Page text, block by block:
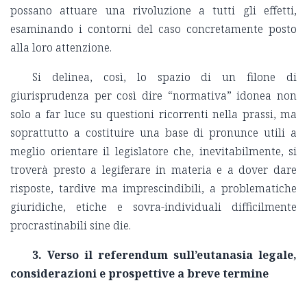
possano attuare una rivoluzione a tutti gli effetti,
esaminando i contorni del caso concretamente posto
alla loro attenzione.
Si delinea, così, lo spazio di un filone di
giurisprudenza per così dire “normativa” idonea non
solo a far luce su questioni ricorrenti nella prassi, ma
soprattutto a costituire una base di pronunce utili a
meglio orientare il legislatore che, inevitabilmente, si
troverà presto a legiferare in materia e a dover dare
risposte, tardive ma imprescindibili, a problematiche
giuridiche, etiche e sovra-individuali difficilmente
procrastinabili sine die.
3. Verso il referendum sull’eutanasia legale,
considerazioni e prospettive a breve termine